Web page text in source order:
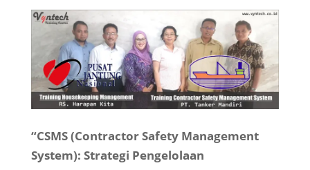
“CSMS (Contractor Safety Management
System): Strategi Pengelolaan